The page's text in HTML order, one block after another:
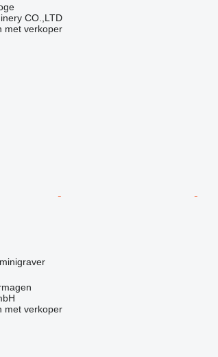
CO.,LTD
met verkoper
met verkoper